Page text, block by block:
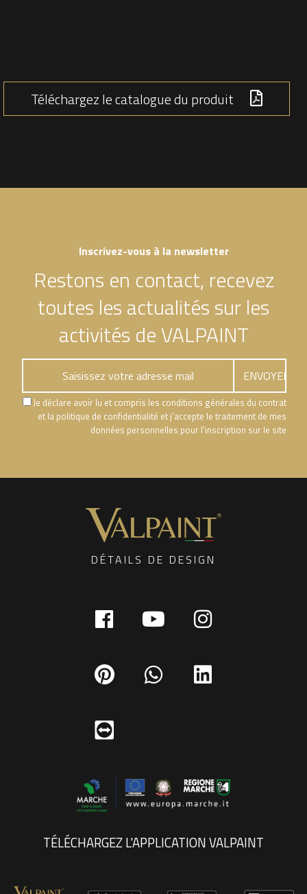
Téléchargez le catalogue du produit
Inscrivez-vous à la newsletter
Restons en contact, recevez
toutes les actualités sur les
activités de VALPAINT
Je déclare avoir lu et compris les conditions générales du contrat
et la politique de confidentialité et j'accepte le traitement de mes
données personnelles pour l'inscription sur le site
DÉTAILS DE DESIGN
TÉLÉCHARGEZ L'APPLICATION VALPAINT